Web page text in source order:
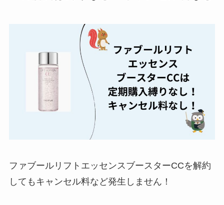
とめ！最短手続きや
ベストタイミングを
詳しく解説！
ユンス美容液の解約
まとめ！電話が繋が
らない時の裏ワザ
Sivorune(シボルネ)
なぜ解約できない？
ファブールリフトエッセンスブースターCCを解約
してもキャンセル料など発生しません！